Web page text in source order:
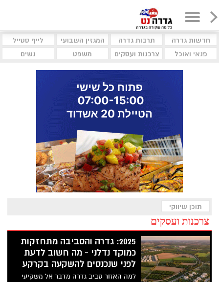
חדשות גדרה תרבות גדרה המגזין השבועי
לייף סטייל
פנאי ואוכל
צרכנות ועסקים משפט נשים
תוכן שיווקי
צרכנות ועסקים
2025: גדרה והסביבה מתחזקות
כמוקד נדלני - מה חשוב לדעת
לפני שנכנסים להשקעה בקרקע
למה האזור סביב גדרה מדבר אל משקיעי